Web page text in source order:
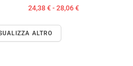
24,38 € - 28,06 €
ALTRO